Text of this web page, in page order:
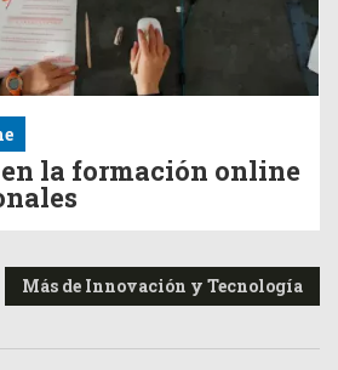
la formación online
Más de Innovación y Tecnología